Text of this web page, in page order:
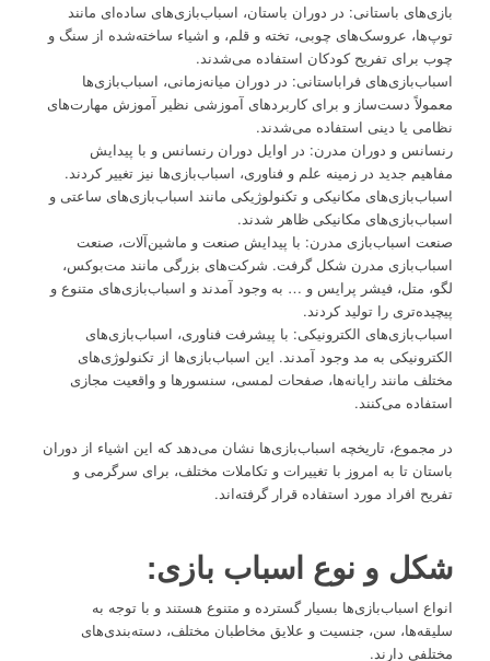
بازی‌های باستانی: در دوران باستان، اسباب‌بازی‌های ساده‌ای مانند
توپ‌ها، عروسک‌های چوبی، تخته و قلم، و اشیاء ساخته‌شده از سنگ و
چوب برای تفریح کودکان استفاده می‌شدند.
اسباب‌بازی‌های فراباستانی: در دوران میانه‌زمانی، اسباب‌بازی‌ها
معمولاً دست‌ساز و برای کاربردهای آموزشی نظیر آموزش مهارت‌های
نظامی یا دینی استفاده می‌شدند.
رنسانس و دوران مدرن: در اوایل دوران رنسانس و با پیدایش
مفاهیم جدید در زمینه علم و فناوری، اسباب‌بازی‌ها نیز تغییر کردند.
اسباب‌بازی‌های مکانیکی و تکنولوژیکی مانند اسباب‌بازی‌های ساعتی و
اسباب‌بازی‌های مکانیکی ظاهر شدند.
صنعت اسباب‌بازی مدرن: با پیدایش صنعت و ماشین‌آلات، صنعت
اسباب‌بازی مدرن شکل گرفت. شرکت‌های بزرگی مانند مت‌بوکس،
لگو، متل، فیشر پرایس و … به وجود آمدند و اسباب‌بازی‌های متنوع و
پیچیده‌تری را تولید کردند.
اسباب‌بازی‌های الکترونیکی: با پیشرفت فناوری، اسباب‌بازی‌های
الکترونیکی به مد وجود آمدند. این اسباب‌بازی‌ها از تکنولوژی‌های
مختلف مانند رایانه‌ها، صفحات لمسی، سنسورها و واقعیت مجازی
استفاده می‌کنند.
در مجموع، تاریخچه اسباب‌بازی‌ها نشان می‌دهد که این اشیاء از دوران
باستان تا به امروز با تغییرات و تکاملات مختلف، برای سرگرمی و
تفریح افراد مورد استفاده قرار گرفته‌اند.
شکل و نوع اسباب بازی:
انواع اسباب‌بازی‌ها بسیار گسترده و متنوع هستند و با توجه به
سلیقه‌ها، سن، جنسیت و علایق مخاطبان مختلف، دسته‌بندی‌های
مختلفی دارند.